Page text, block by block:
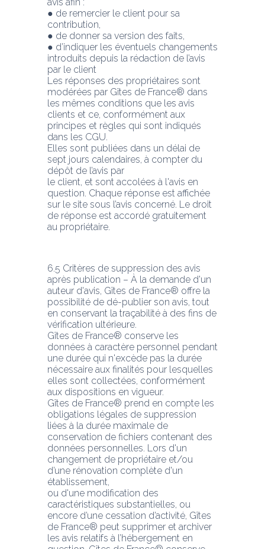
● de remercier le client pour sa
contribution,
● de donner sa version des faits,
● d’indiquer les éventuels changements
introduits depuis la rédaction de l’avis
par le client
Les réponses des propriétaires sont
modérées par Gîtes de France® dans
les mêmes conditions que les avis
clients et ce, conformément aux
principes et règles qui sont indiqués
dans les CGU.
Elles sont publiées dans un délai de
sept jours calendaires, à compter du
dépôt de l’avis par
le client, et sont accolées à l'avis en
question. Chaque réponse est affichée
sur le site sous l’avis concerné. Le droit
de réponse est accordé gratuitement
au propriétaire.
6.5 Critères de suppression des avis
après publication – À la demande d'un
auteur d'avis, Gîtes de France® offre la
possibilité de dé-publier son avis, tout
en conservant la traçabilité à des fins de
vérification ultérieure.
Gîtes de France® conserve les
données à caractère personnel pendant
une durée qui n'excède pas la durée
nécessaire aux finalités pour lesquelles
elles sont collectées, conformément
aux dispositions en vigueur.
Gîtes de France® prend en compte les
obligations légales de suppression
liées à la durée maximale de
conservation de fichiers contenant des
données personnelles. Lors d'un
changement de propriétaire et/ou
d’une rénovation complète d'un
établissement,
ou d'une modification des
caractéristiques substantielles, ou
encore d’une cessation d’activité, Gîtes
de France® peut supprimer et archiver
les avis relatifs à l’hébergement en